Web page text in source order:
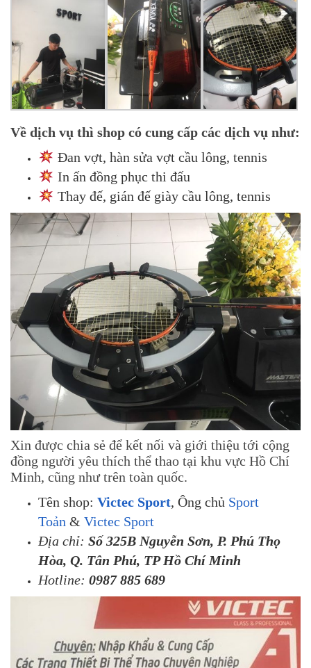
Về dịch vụ thì shop có cung cấp các dịch vụ như:
Đan vợt, hàn sửa vợt cầu lông, tennis
In ấn đồng phục thi đấu
Thay đế, gián đế giày cầu lông, tennis
Xin được chia sẻ để kết nối và giới thiệu tới cộng
đồng người yêu thích thể thao tại khu vực Hồ Chí
Minh, cũng như trên toàn quốc.
Tên shop: Victec Sport, Ông chủ Sport
Toản & Victec Sport
Địa chỉ: Số 325B Nguyễn Sơn, P. Phú Thọ
Hòa, Q. Tân Phú, TP Hồ Chí Minh
Hotline: 0987 885 689